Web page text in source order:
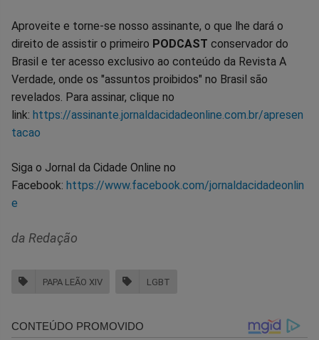
Aproveite e torne-se nosso assinante, o que lhe dará o
direito de assistir o primeiro PODCAST conservador do
Brasil e ter acesso exclusivo ao conteúdo da Revista A
Verdade, onde os "assuntos proibidos" no Brasil são
revelados. Para assinar, clique no
link: https://assinante.jornaldacidadeonline.com.br/apresen
tacao
Siga o Jornal da Cidade Online no
Facebook: https://www.facebook.com/jornaldacidadeonlin
e
da Redação
PAPA LEÃO XIV LGBT